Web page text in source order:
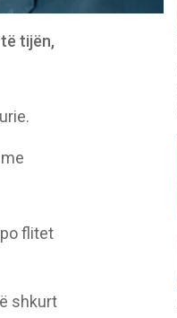
tijën,
flitet
shkurt